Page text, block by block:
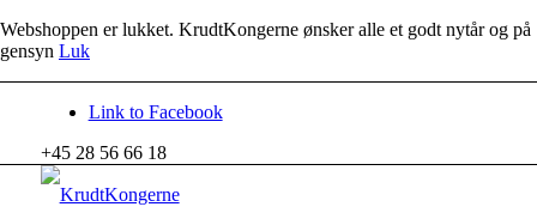
Webshoppen er lukket. KrudtKongerne ønsker alle et godt nytår og på
gensyn Luk
Link to Facebook
+45 28 56 66 18